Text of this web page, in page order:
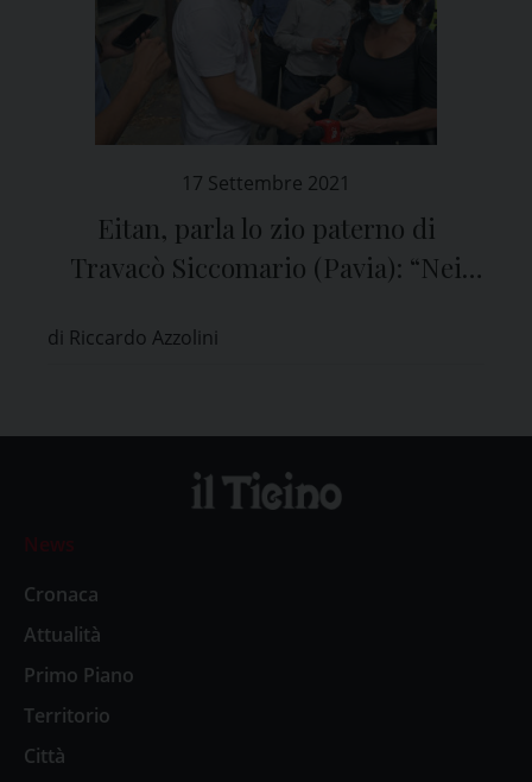
17 Settembre 2021
Eitan, parla lo zio paterno di
Travacò Siccomario (Pavia): “Nei
di Riccardo Azzolini
News
Cronaca
Attualità
Primo Piano
Territorio
Città